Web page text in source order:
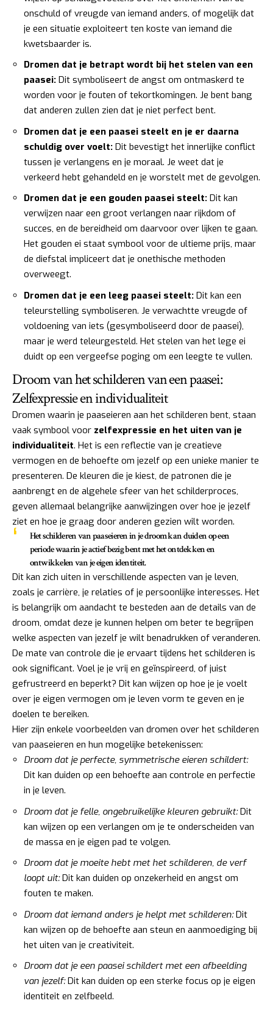
onschuld of vreugde van iemand anders, of mogelijk dat
je een situatie exploiteert ten koste van iemand die
kwetsbaarder is.
Dromen dat je betrapt wordt bij het stelen van een
paasei: Dit symboliseert de angst om ontmaskerd te
worden voor je fouten of tekortkomingen. Je bent bang
dat anderen zullen zien dat je niet perfect bent.
Dromen dat je een paasei steelt en je er daarna
schuldig over voelt: Dit bevestigt het innerlijke conflict
tussen je verlangens en je moraal. Je weet dat je
verkeerd hebt gehandeld en je worstelt met de gevolgen.
Dromen dat je een gouden paasei steelt: Dit kan
verwijzen naar een groot verlangen naar rijkdom of
succes, en de bereidheid om daarvoor over lijken te gaan.
Het gouden ei staat symbool voor de ultieme prijs, maar
de diefstal impliceert dat je onethische methoden
overweegt.
Dromen dat je een leeg paasei steelt: Dit kan een
teleurstelling symboliseren. Je verwachtte vreugde of
voldoening van iets (gesymboliseerd door de paasei),
maar je werd teleurgesteld. Het stelen van het lege ei
duidt op een vergeefse poging om een leegte te vullen.
Droom van het schilderen van een paasei:
Zelfexpressie en individualiteit
Dromen waarin je paaseieren aan het schilderen bent, staan
vaak symbool voor zelfexpressie en het uiten van je
individualiteit. Het is een reflectie van je creatieve
vermogen en de behoefte om jezelf op een unieke manier te
presenteren. De kleuren die je kiest, de patronen die je
aanbrengt en de algehele sfeer van het schilderproces,
geven allemaal belangrijke aanwijzingen over hoe je jezelf
ziet en hoe je graag door anderen gezien wilt worden.
Het schilderen van paaseieren in je droom kan duiden op een
periode waarin je actief bezig bent met het ontdekken en
ontwikkelen van je eigen identiteit.
Dit kan zich uiten in verschillende aspecten van je leven,
zoals je carrière, je relaties of je persoonlijke interesses. Het
is belangrijk om aandacht te besteden aan de details van de
droom, omdat deze je kunnen helpen om beter te begrijpen
welke aspecten van jezelf je wilt benadrukken of veranderen.
De mate van controle die je ervaart tijdens het schilderen is
ook significant. Voel je je vrij en geïnspireerd, of juist
gefrustreerd en beperkt? Dit kan wijzen op hoe je je voelt
over je eigen vermogen om je leven vorm te geven en je
doelen te bereiken.
Hier zijn enkele voorbeelden van dromen over het schilderen
van paaseieren en hun mogelijke betekenissen:
Droom dat je perfecte, symmetrische eieren schildert:
Dit kan duiden op een behoefte aan controle en perfectie
in je leven.
Droom dat je felle, ongebruikelijke kleuren gebruikt:Dit
kan wijzen op een verlangen om je te onderscheiden van
de massa en je eigen pad te volgen.
Droom dat je moeite hebt met het schilderen, de verf
loopt uit:Dit kan duiden op onzekerheid en angst om
fouten te maken.
Droom dat iemand anders je helpt met schilderen:Dit
kan wijzen op de behoefte aan steun en aanmoediging bij
het uiten van je creativiteit.
Droom dat je een paasei schildert met een afbeelding
van jezelf:Dit kan duiden op een sterke focus op je eigen
identiteit en zelfbeeld.